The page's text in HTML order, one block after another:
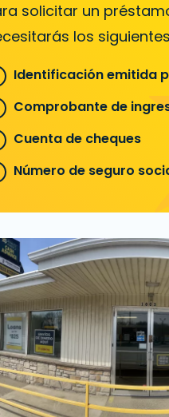
solicitar un
los
Identificación emitida
Comprobante de
Cuenta de cheques
Número de seguro